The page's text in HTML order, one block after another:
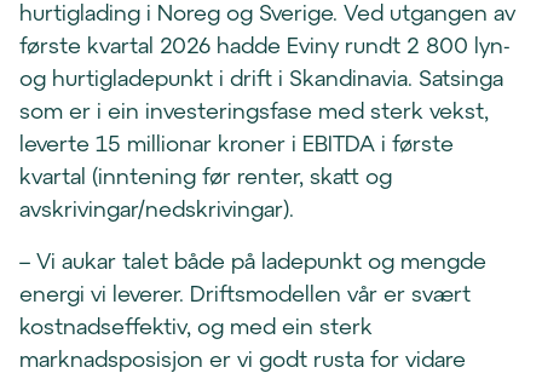
hurtiglading i Noreg og Sverige. Ved utgangen av
første kvartal 2026 hadde Eviny rundt 2 800 lyn-
og hurtigladepunkt i drift i Skandinavia. Satsinga
som er i ein investeringsfase med sterk vekst,
leverte 15 millionar kroner i EBITDA i første
kvartal (inntening før renter, skatt og
avskrivingar/nedskrivingar).
– Vi aukar talet både på ladepunkt og mengde
energi vi leverer. Driftsmodellen vår er svært
kostnadseffektiv, og med ein sterk
marknadsposisjon er vi godt rusta for vidare